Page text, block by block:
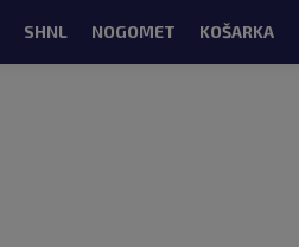
SHNL NOGOMET KOŠARKA